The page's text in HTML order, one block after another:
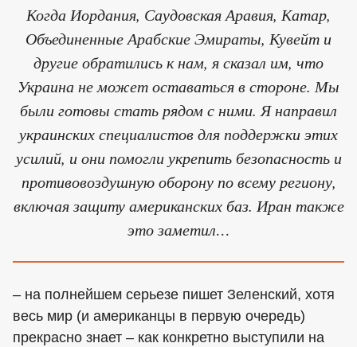
Когда Иордания, Саудовская Аравия, Катар,
Объединенные Арабские Эмираты, Кувейт и
другие обратились к нам, я сказал им, что
Украина не может оставаться в стороне. Мы
были готовы стать рядом с ними. Я направил
украинских специалистов для поддержки этих
усилий, и они помогли укрепить безопасность и
противовоздушную оборону по всему региону,
включая защиту американских баз. Иран также
это заметил…
– на полнейшем серьезе пишет Зеленский, хотя
весь мир (и американцы в первую очередь)
прекрасно знает – как конкретно выступили на